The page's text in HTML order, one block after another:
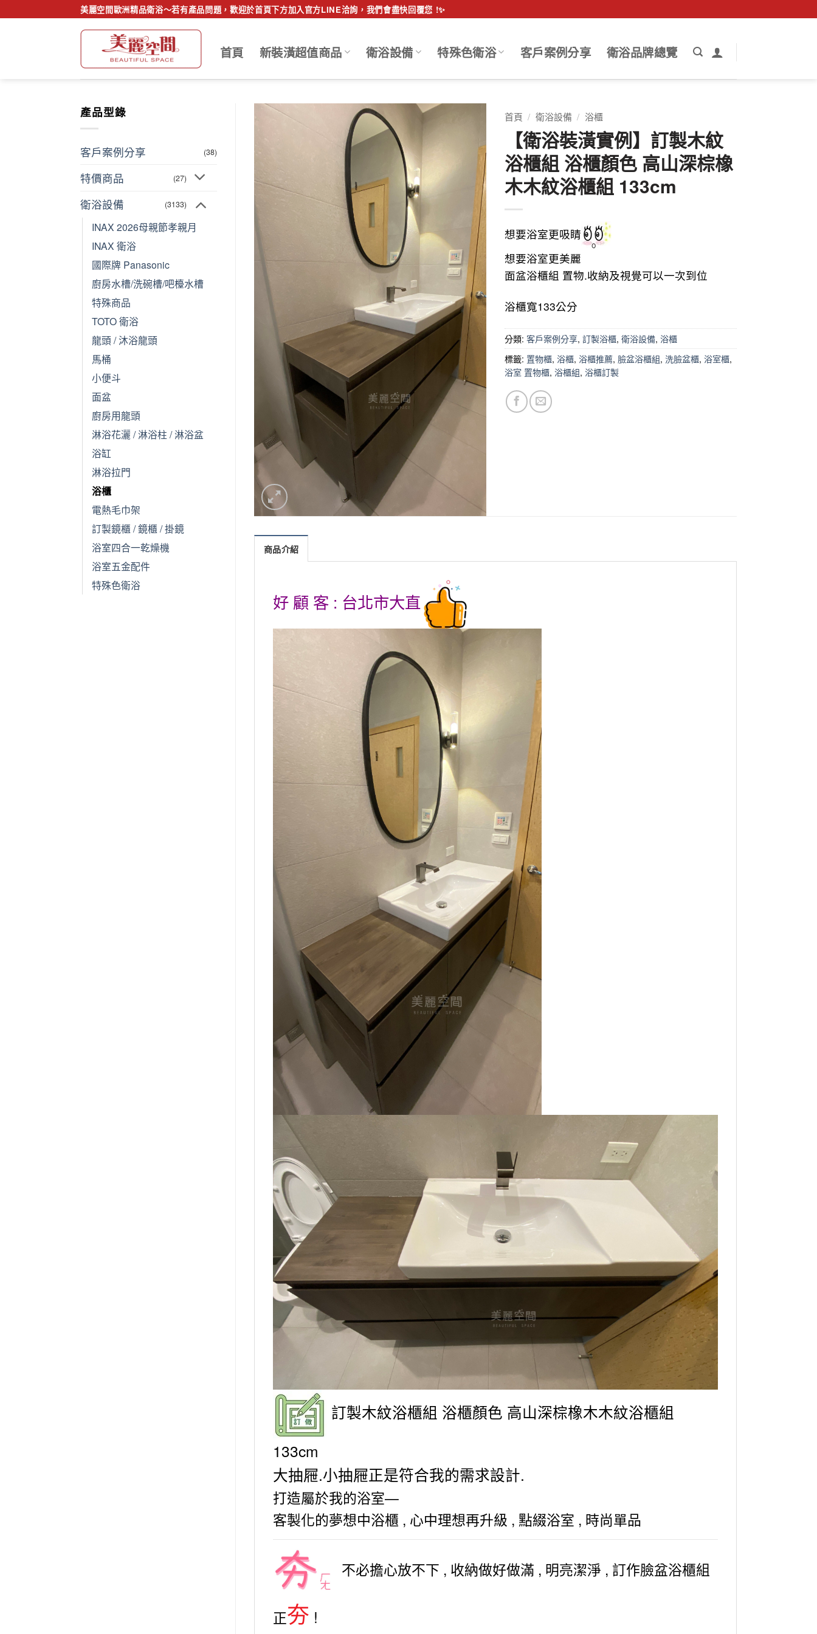
美麗空間歐洲精品衛浴～若有產品問題，歡迎於首頁下方加入官方LINE洽詢，我們會盡快回覆您 !✨
首頁 新裝潢超值商品 衛浴設備 特殊色衛浴 客戶案例分享 衛浴品牌總覽
產品型錄
客戶案例分享 (38)
特價商品 (27)
衛浴設備 (3133)
INAX 2026母親節孝親月
INAX 衛浴
國際牌 Panasonic
廚房水槽/洗碗槽/吧檯水槽
特殊商品
TOTO 衛浴
龍頭 / 沐浴龍頭
馬桶
小便斗
面盆
廚房用龍頭
淋浴花灑 / 淋浴柱 / 淋浴盆
浴缸
淋浴拉門
浴櫃
電熱毛巾架
訂製鏡櫃 / 鏡櫃 / 掛鏡
浴室四合一乾燥機
浴室五金配件
特殊色衛浴
首頁 / 衛浴設備 / 浴櫃
【衛浴裝潢實例】訂製木紋
浴櫃組 浴櫃顏色 高山深棕橡
木木紋浴櫃組 133cm
想要浴室更吸睛
想要浴室更美麗
面盆浴櫃組 置物.收納及視覺可以一次到位
浴櫃寬133公分
分類: 客戶案例分享, 訂製浴櫃, 衛浴設備, 浴櫃
標籤: 置物櫃, 浴櫃, 浴櫃推薦, 臉盆浴櫃組, 洗臉盆櫃, 浴室櫃,
浴室 置物櫃, 浴櫃組, 浴櫃訂製
商品介紹
好 顧 客 : 台北市大直
訂製木紋浴櫃組 浴櫃顏色 高山深棕橡木木紋浴櫃組
133cm
大抽屜.小抽屜正是符合我的需求設計.
打造屬於我的浴室—
客製化的夢想中浴櫃 , 心中理想再升級 , 點綴浴室 , 時尚單品
不必擔心放不下 , 收納做好做滿 , 明亮潔淨 , 訂作臉盆浴櫃組
正夯 !